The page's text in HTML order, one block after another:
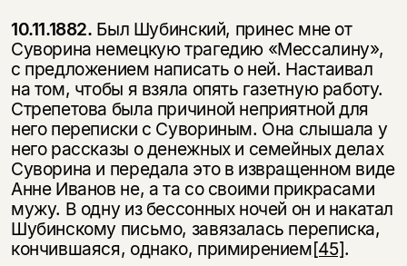
10.11.1882. Был Шубинский, принес мне от
Суворина немецкую трагедию «Мессалину»,
с предложением написать о ней. Настаивал
на том, чтобы я взяла опять газетную работу.
Стрепетова была причиной неприятной для
него переписки с Сувориным. Она слышала у
него рассказы о денежных и семейных делах
Суворина и передала это в извращенном виде
Анне Иванов не, а та со своими прикрасами
мужу. В одну из бессонных ночей он и накатал
Шубинскому письмо, завязалась переписка,
кончившаяся, однако, примирением[45].